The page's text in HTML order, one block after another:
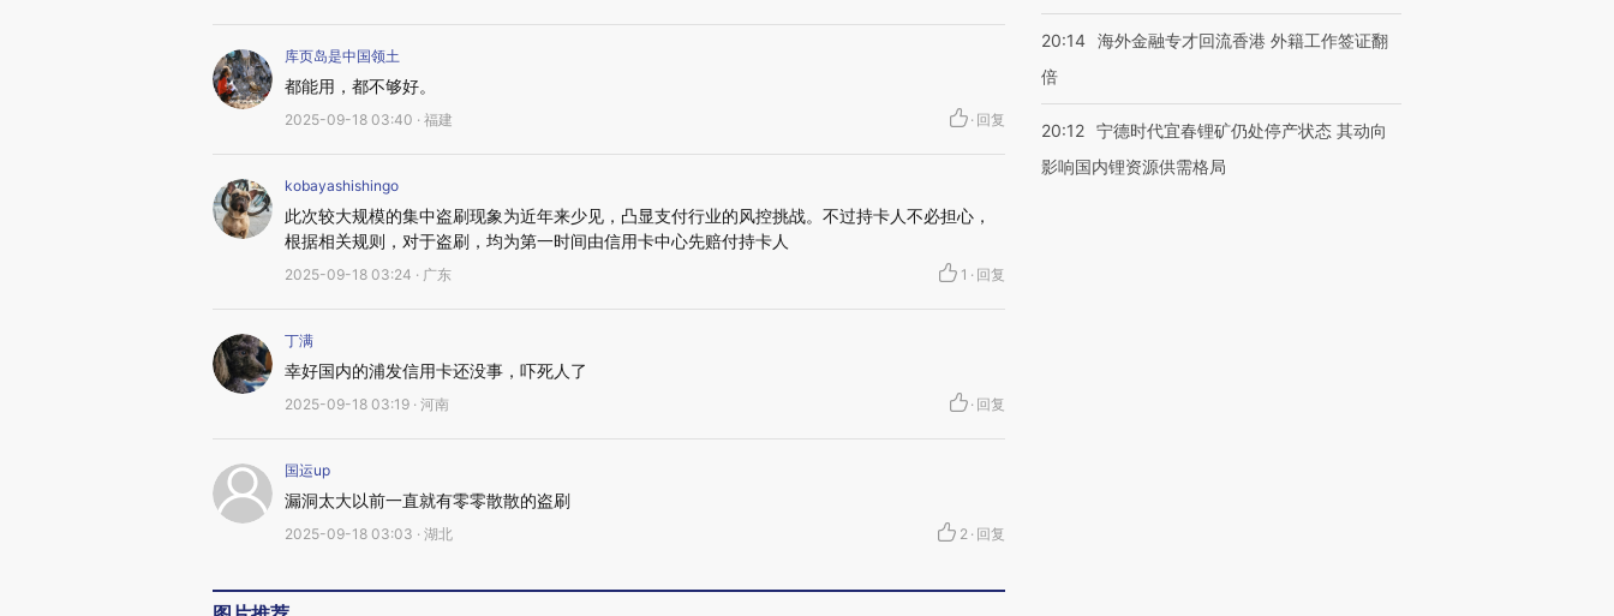
库页岛是中国领土
都能用，都不够好。
2025-09-18 03:40 · 福建 · 回复
kobayashishingo
此次较大规模的集中盗刷现象为近年来少见，凸显支付行业的风控挑战。不过持卡人不必担心，
根据相关规则，对于盗刷，均为第一时间由信用卡中心先赔付持卡人
2025-09-18 03:24 · 广东 1 · 回复
丁满
幸好国内的浦发信用卡还没事，吓死人了
2025-09-18 03:19 · 河南 · 回复
国运up
漏洞太大以前一直就有零零散散的盗刷
2025-09-18 03:03 · 湖北 2 · 回复
20:14 海外金融专才回流香港 外籍工作签证翻
倍
20:12 宁德时代宜春锂矿仍处停产状态 其动向
影响国内锂资源供需格局